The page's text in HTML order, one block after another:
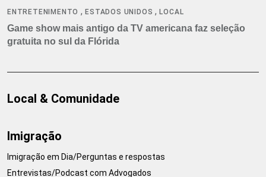
ENTRETENIMENTO ,ESTADOS UNIDOS ,LOCAL
Game show mais antigo da TV americana faz seleção
gratuita no sul da Flórida
Local & Comunidade
Imigração
Imigração em Dia/Perguntas e respostas
Entrevistas/Podcast com Advogados